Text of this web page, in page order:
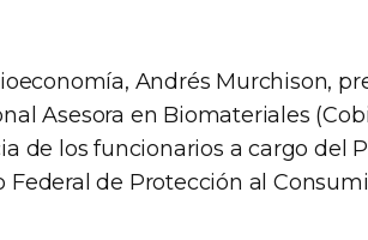
Andrés Murchison,
Asesora en Biomateriales
de los funcionarios a cargo del
de Protección al